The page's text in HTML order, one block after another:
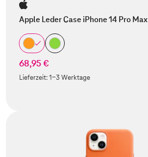
Apple Leder Case iPhone 14 Pro Max
68,95 €
Lieferzeit:1-3 Werktage